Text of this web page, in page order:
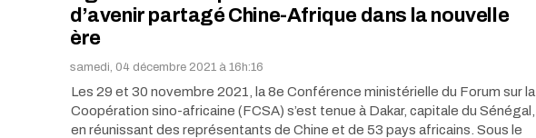
d’avenir partagé Chine-Afrique dans la nouvelle
ère
samedi, 04 décembre 2021 à 16h:16
Les 29 et 30 novembre 2021, la 8e Conférence ministérielle du Forum sur la
Coopération sino-africaine (FCSA) s’est tenue à Dakar, capitale du Sénégal,
en réunissant des représentants de Chine et de 53 pays africains. Sous le